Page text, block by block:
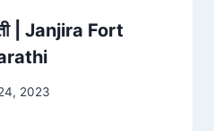
| Janjira Fort
2023